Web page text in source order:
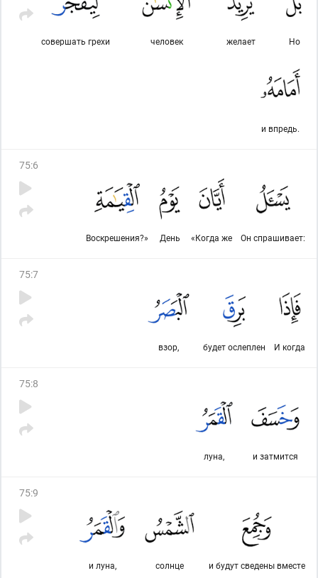
Но
желает
человек
совершать грехи
и впредь.
75:6
Он спрашивает:
«Когда же
День
Воскрешения?»
75:7
И когда
будет ослеплен
взор,
75:8
и затмится
луна,
75:9
и будут сведены вместе
солнце
и луна,